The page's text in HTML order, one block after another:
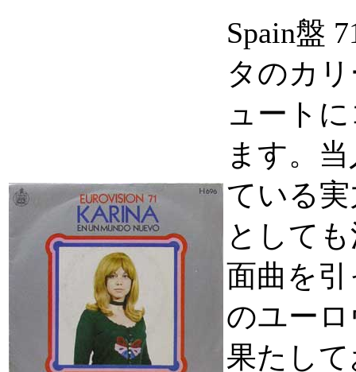
Spain盤
タのカ
ュート
ます。
ている
として
面曲を
のユー
果たし